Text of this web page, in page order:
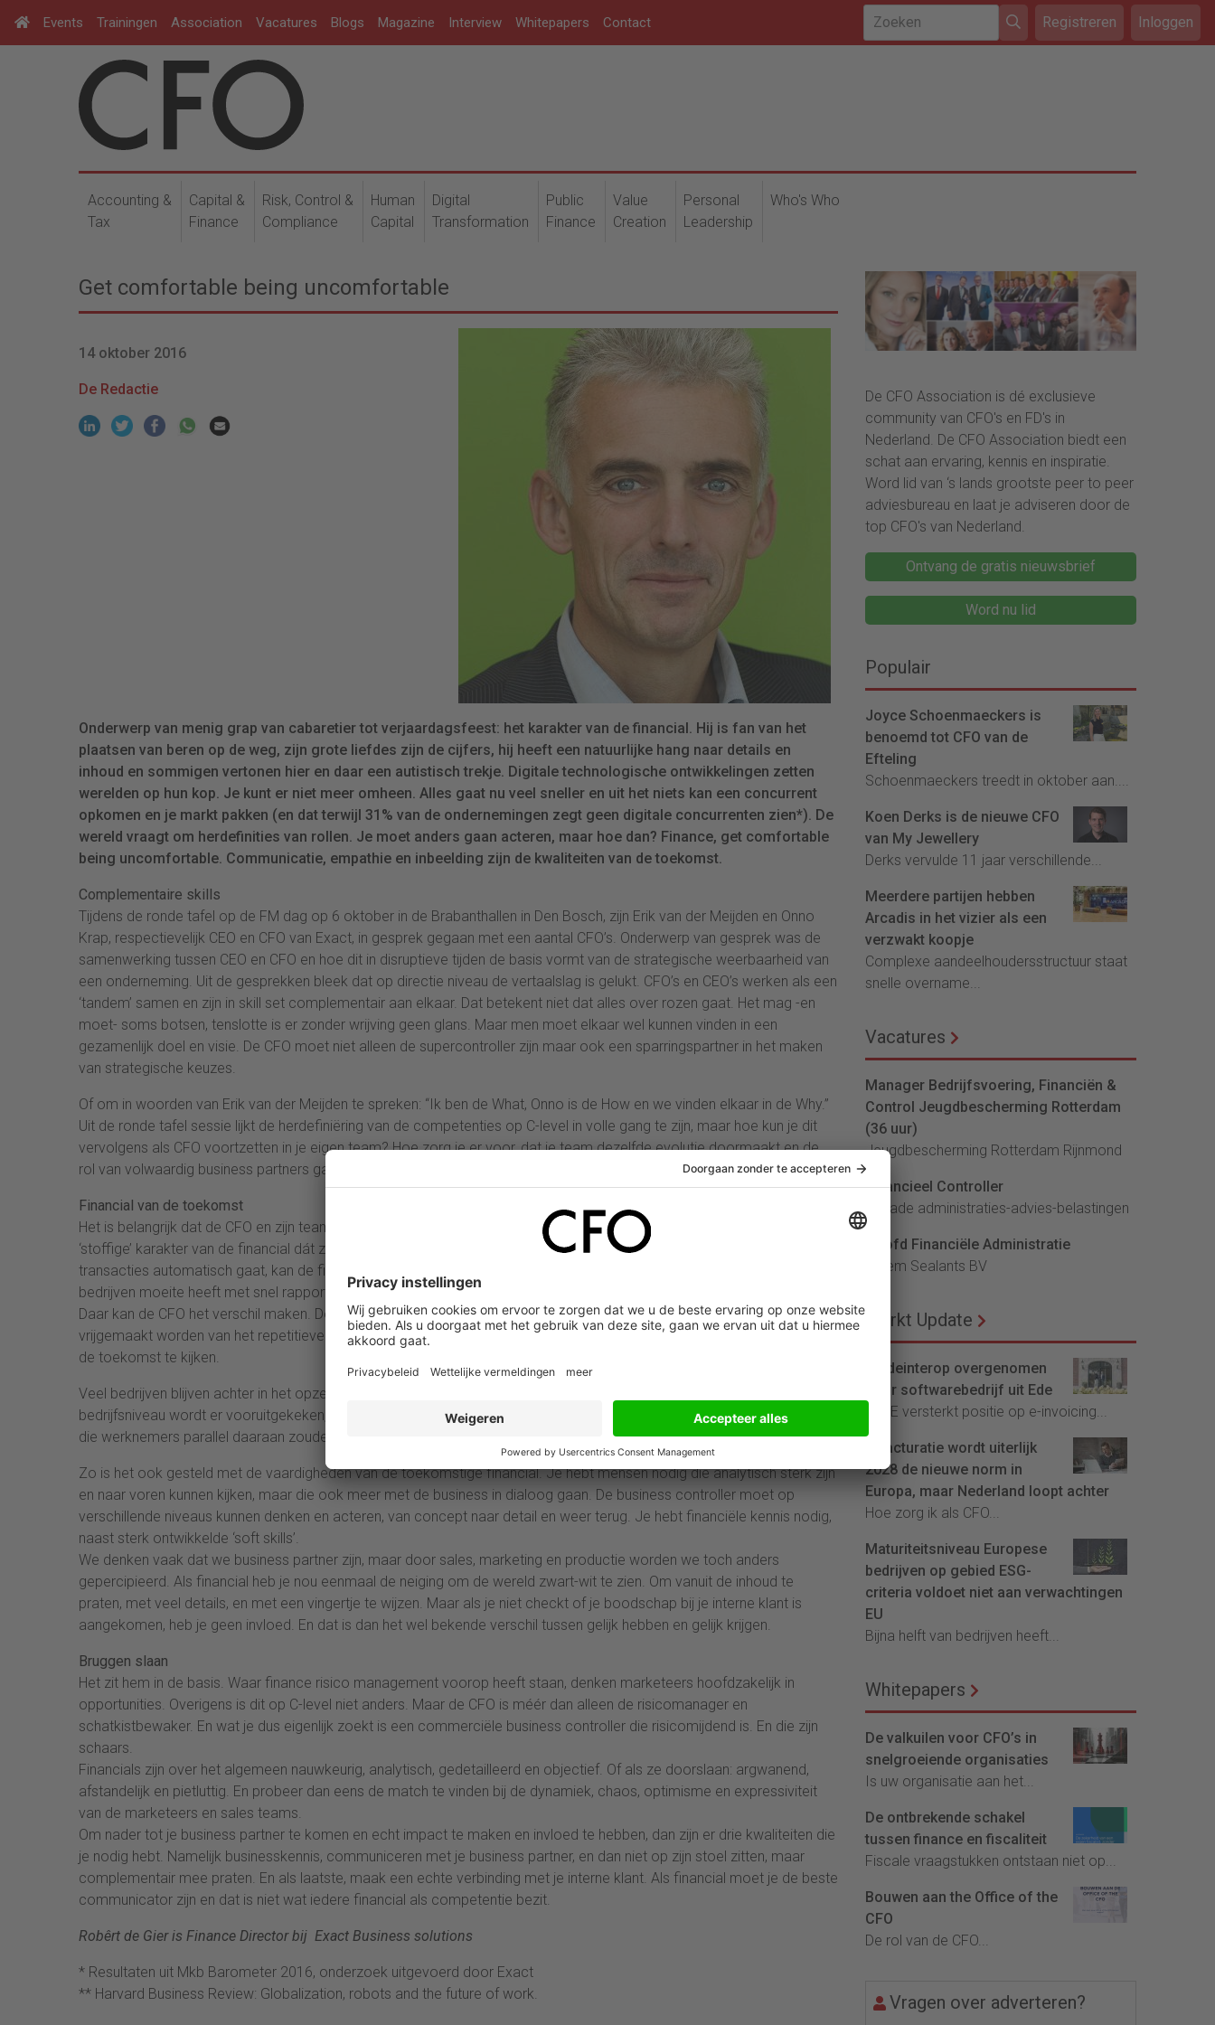
Events Trainingen Association Vacatures Blogs Magazine Interview Whitepapers Contact Registreren Inloggen
Accounting &
Tax
Capital &
Finance
Risk, Control &
Compliance
Human
Capital
Digital
Transformation
Public
Finance
Value
Creation
Personal
Leadership
Who's Who
Get comfortable being uncomfortable
14 oktober 2016
De Redactie
Onderwerp van menig grap van cabaretier tot verjaardagsfeest: het karakter van de financial. Hij is fan van het
plaatsen van beren op de weg, zijn grote liefdes zijn de cijfers, hij heeft een natuurlijke hang naar details en
inhoud en sommigen vertonen hier en daar een autistisch trekje. Digitale technologische ontwikkelingen zetten
werelden op hun kop. Je kunt er niet meer omheen. Alles gaat nu veel sneller en uit het niets kan een concurrent
opkomen en je markt pakken (en dat terwijl 31% van de ondernemingen zegt geen digitale concurrenten zien*). De
wereld vraagt om herdefinities van rollen. Je moet anders gaan acteren, maar hoe dan? Finance, get comfortable
being uncomfortable. Communicatie, empathie en inbeelding zijn de kwaliteiten van de toekomst.
Complementaire skills
Tijdens de ronde tafel op de FM dag op 6 oktober in de Brabanthallen in Den Bosch, zijn Erik van der Meijden en Onno
Krap, respectievelijk CEO en CFO van Exact, in gesprek gegaan met een aantal CFO’s. Onderwerp van gesprek was de
samenwerking tussen CEO en CFO en hoe dit in disruptieve tijden de basis vormt van de strategische weerbaarheid van
een onderneming. Uit de gesprekken bleek dat op directie niveau de vertaalslag is gelukt. CFO’s en CEO’s werken als een
‘tandem’ samen en zijn in skill set complementair aan elkaar. Dat betekent niet dat alles over rozen gaat. Het mag -en
moet- soms botsen, tenslotte is er zonder wrijving geen glans. Maar men moet elkaar wel kunnen vinden in een
gezamenlijk doel en visie. De CFO moet niet alleen de supercontroller zijn maar ook een sparringspartner in het maken
van strategische keuzes.
Of om in woorden van Erik van der Meijden te spreken: “Ik ben de What, Onno is de How en we vinden elkaar in de Why.”
Uit de ronde tafel sessie lijkt de herdefiniëring van de competenties op C-level in volle gang te zijn, maar hoe kun je dit
vervolgens als CFO voortzetten in je eigen team? Hoe zorg je er voor, dat je team dezelfde evolutie doormaakt en de
rol van volwaardig business partners gaat vervullen? En zijn financials überhaupt in staat om dit te kunnen?
Financial van de toekomst
Het is belangrijk dat de CFO en zijn team risico’s en opportunities blijven managen. Dit zal niet veranderen. Echter het
‘stoffige’ karakter van de financial dát zal hopelijk verdwijnen. Als door ‘no-hands accounting’ het verwerken van
transacties automatisch gaat, kan de financiële organisatie echt gaan veranderen. Uit onderzoek blijkt dat 36% van de
bedrijven moeite heeft met snel rapportages maken, en 38% is niet in staat om data effectief in inzichten om te zetten*.
Daar kan de CFO het verschil maken. Door vol op de digitalisering van de back-office in te zetten kan de financial
vrijgemaakt worden van het repetitieve werk. Wanneer de processen op orde zijn, krijgt de CFO organisatie tijd om naar
de toekomst te kijken.
Veel bedrijven blijven achter in het opzetten van een personeelsstrategie die de businessstrategie volgt. Op
bedrijfsniveau wordt er vooruitgekeken, 3 of zelfs 5 jaar, maar die strategie wordt niet gekoppeld aan de vaardigheden
die werknemers parallel daaraan zouden moeten ontwikkelen.**
Zo is het ook gesteld met de vaardigheden van de toekomstige financial. Je hebt mensen nodig die analytisch sterk zijn
en naar voren kunnen kijken, maar die ook meer met de business in dialoog gaan. De business controller moet op
verschillende niveaus kunnen denken en acteren, van concept naar detail en weer terug. Je hebt financiële kennis nodig,
naast sterk ontwikkelde ‘soft skills’.
We denken vaak dat we business partner zijn, maar door sales, marketing en productie worden we toch anders
gepercipieerd. Als financial heb je nou eenmaal de neiging om de wereld zwart-wit te zien. Om vanuit de inhoud te
praten, met veel details, en met een vingertje te wijzen. Maar als je niet checkt of je boodschap bij je interne klant is
aangekomen, heb je geen invloed. En dat is dan het wel bekende verschil tussen gelijk hebben en gelijk krijgen.
Bruggen slaan
Het zit hem in de basis. Waar finance risico management voorop heeft staan, denken marketeers hoofdzakelijk in
opportunities. Overigens is dit op C-level niet anders. Maar de CFO is méér dan alleen de risicomanager en
schatkistbewaker. En wat je dus eigenlijk zoekt is een commerciële business controller die risicomijdend is. En die zijn
schaars.
Financials zijn over het algemeen nauwkeurig, analytisch, gedetailleerd en objectief. Of als ze doorslaan: argwanend,
afstandelijk en pietluttig. En probeer dan eens de match te vinden bij de dynamiek, chaos, optimisme en expressiviteit
van de marketeers en sales teams.
Om nader tot je business partner te komen en echt impact te maken en invloed te hebben, dan zijn er drie kwaliteiten die
je nodig hebt. Namelijk businesskennis, communiceren met je business partner, en dan niet op zijn stoel zitten, maar
complementair mee praten. En als laatste, maak een echte verbinding met je interne klant. Als financial moet je de beste
communicator zijn en dat is niet wat iedere financial als competentie bezit.
Robêrt de Gier is Finance Director bij Exact Business solutions
* Resultaten uit Mkb Barometer 2016, onderzoek uitgevoerd door Exact
** Harvard Business Review: Globalization, robots and the future of work.
De CFO Association is dé exclusieve
community van CFO's en FD's in
Nederland. De CFO Association biedt een
schat aan ervaring, kennis en inspiratie.
Word lid van ‘s lands grootste peer to peer
adviesbureau en laat je adviseren door de
top CFO's van Nederland.
Ontvang de gratis nieuwsbrief
Word nu lid
Populair
Joyce Schoenmaeckers is
benoemd tot CFO van de
Efteling
Schoenmaeckers treedt in oktober aan....
Koen Derks is de nieuwe CFO
van My Jewellery
Derks vervulde 11 jaar verschillende...
Meerdere partijen hebben
Arcadis in het vizier als een
verzwakt koopje
Complexe aandeelhoudersstructuur staat
snelle overname...
Vacatures
Manager Bedrijfsvoering, Financiën &
Control Jeugdbescherming Rotterdam
(36 uur)
Jeugdbescherming Rotterdam Rijnmond
Financieel Controller
lArcade administraties-advies-belastingen
Hoofd Financiële Administratie
Bloem Sealants BV
Markt Update
Tradeinterop overgenomen
door softwarebedrijf uit Ede
4CEE versterkt positie op e-invoicing...
E-facturatie wordt uiterlijk
2028 de nieuwe norm in
Europa, maar Nederland loopt achter
Hoe zorg ik als CFO...
Maturiteitsniveau Europese
bedrijven op gebied ESG-
criteria voldoet niet aan verwachtingen
EU
Bijna helft van bedrijven heeft...
Whitepapers
De valkuilen voor CFO’s in
snelgroeiende organisaties
Is uw organisatie aan het...
De ontbrekende schakel
tussen finance en fiscaliteit
Fiscale vraagstukken ontstaan niet op...
Bouwen aan the Office of the
CFO
De rol van de CFO...
Vragen over adverteren?